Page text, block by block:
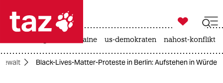
 taz zahl ich
taz zahl ich

taz zahl ich
krieg in der ukraine us-demokraten nahost-konflikt
Black-Lives-Matter-Proteste in Berlin: Aufstehen in Würde